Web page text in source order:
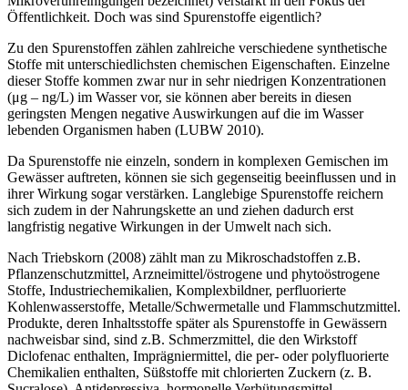
Öffentlichkeit. Doch was sind Spurenstoffe eigentlich?
Zu den Spurenstoffen zählen zahlreiche verschiedene synthetische
Stoffe mit unterschiedlichsten chemischen Eigenschaften. Einzelne
dieser Stoffe kommen zwar nur in sehr niedrigen Konzentrationen
(μg – ng/L) im Wasser vor, sie können aber bereits in diesen
geringsten Mengen negative Auswirkungen auf die im Wasser
lebenden Organismen haben (LUBW 2010).
Da Spurenstoffe nie einzeln, sondern in komplexen Gemischen im
Gewässer auftreten, können sie sich gegenseitig beeinflussen und in
ihrer Wirkung sogar verstärken. Langlebige Spurenstoffe reichern
sich zudem in der Nahrungskette an und ziehen dadurch erst
langfristig negative Wirkungen in der Umwelt nach sich.
Nach Triebskorn (2008) zählt man zu Mikroschadstoffen z.B.
Pflanzenschutzmittel, Arzneimittel/östrogene und phytoöstrogene
Stoffe, Industriechemikalien, Komplexbildner, perfluorierte
Kohlenwasserstoffe, Metalle/Schwermetalle und Flammschutzmittel.
Produkte, deren Inhaltsstoffe später als Spurenstoffe in Gewässern
nachweisbar sind, sind z.B. Schmerzmittel, die den Wirkstoff
Diclofenac enthalten, Imprägniermittel, die per- oder polyfluorierte
Chemikalien enthalten, Süßstoffe mit chlorierten Zuckern (z. B.